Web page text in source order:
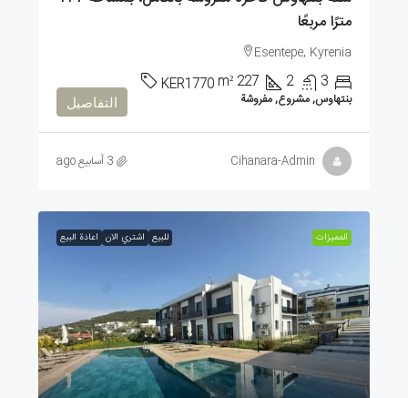
مترًا مربعًا
Esentepe, Kyrenia
3
2
227
m²
KER1770
بنتهاوس, مشروع, مفروشة التفاصيل
Cihanara-Admin 3 أسابيع ago
الممیزات للبيع اشتري الان اعادة البيع